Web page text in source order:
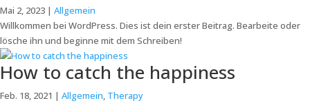
Mai 2, 2023 | Allgemein
Willkommen bei WordPress. Dies ist dein erster Beitrag. Bearbeite oder
lösche ihn und beginne mit dem Schreiben!
How to catch the happiness
Feb. 18, 2021 | Allgemein, Therapy